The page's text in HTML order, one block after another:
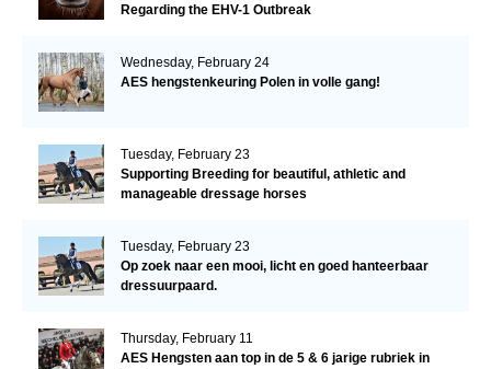
Regarding the EHV-1 Outbreak
Wednesday, February 24
AES hengstenkeuring Polen in volle gang!
Tuesday, February 23
Supporting Breeding for beautiful, athletic and
manageable dressage horses
Tuesday, February 23
Op zoek naar een mooi, licht en goed hanteerbaar
dressuurpaard.
Thursday, February 11
AES Hengsten aan top in de 5 & 6 jarige rubriek in